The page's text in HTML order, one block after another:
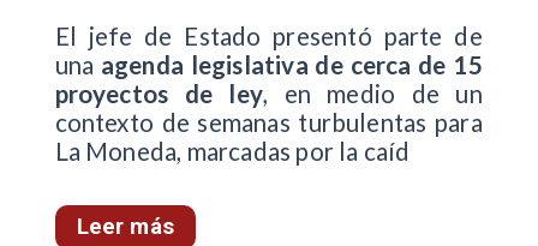
El jefe de Estado presentó parte de
una agenda legislativa de cerca de 15
proyectos de ley, en medio de un
contexto de semanas turbulentas para
La Moneda, marcadas por la caíd
Leer más